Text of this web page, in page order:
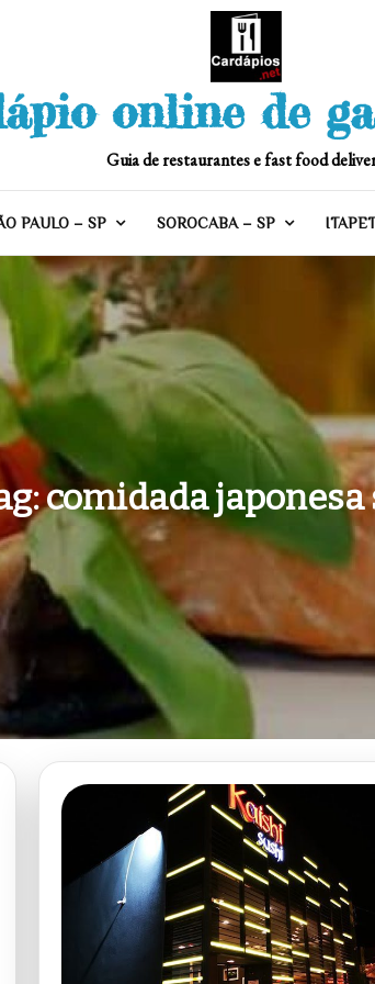
online de
Guia de restaurantes e fast food
PAULO – SP SOROCABA – SP
comidada japonesa